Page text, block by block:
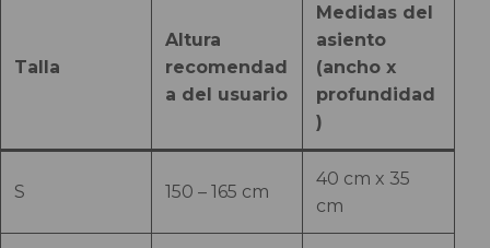
Talla
Altura
recomendad
a del usuario
Medidas del
asiento
(ancho x
profundidad
)
S 150 – 165 cm
40 cm x 35
cm